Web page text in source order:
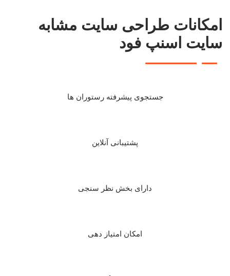
امکانات طراحی سایت مشابه
سایت اسنپ فود
جستجوی پیشرفته رستوران ها
پشتیبانی آنلاین
دارای بخش نظر سنجی
امکان امتیاز دهی